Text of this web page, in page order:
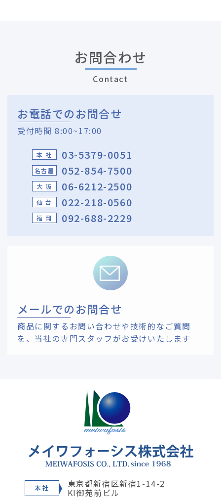
お問合わせ
Contact
お電話でのお問合せ
受付時間 8:00~17:00
本 社 03-5379-0051
名古屋 052-854-7500
大 阪 06-6212-2500
仙 台 022-218-0560
福 岡 092-688-2229
メールでのお問合せ
商品に関するお問い合わせや技術的なご質問
を、 当社の専門スタッフがお受けいたします
本社 東京都新宿区新宿1-14-2
KI御苑前ビル